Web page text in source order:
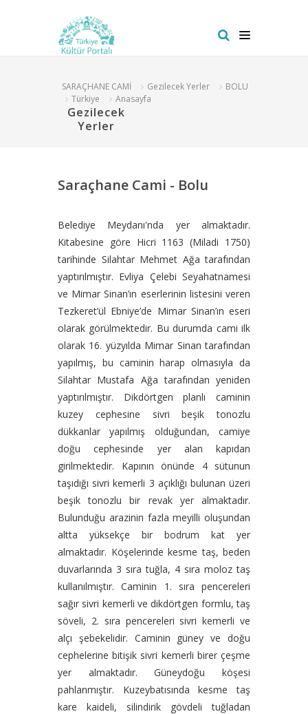
SARAÇHANE CAMİ Gezilecek Yerler
BOLU
Türkiye
Anasayfa
Gezilecek
Yerler
Saraçhane Cami - Bolu
Belediye Meydanı'nda yer almaktadır.
Kitabesine göre Hicri 1163 (Miladi 1750)
tarihinde Silahtar Mehmet Ağa tarafından
yaptırılmıştır. Evliya Çelebi Seyahatnamesi
ve Mimar Sinan’ın eserlerinin listesini veren
Tezkeret’ül Ebniye’de Mimar Sinan’ın eseri
olarak görülmektedir. Bu durumda cami ilk
olarak 16. yüzyılda Mimar Sinan tarafından
yapılmış, bu caminin harap olmasıyla da
Silahtar Mustafa Ağa tarafından yeniden
yaptırılmıştır. Dikdörtgen planlı caminin
kuzey cephesine sivri beşik tonozlu
dükkanlar yapılmış olduğundan, camiye
doğu cephesinde yer alan kapıdan
girilmektedir. Kapının önünde 4 sütunun
taşıdığı sivri kemerli 3 açıklığı bulunan üzeri
beşik tonozlu bir revak yer almaktadır.
Bulunduğu arazinin fazla meyilli oluşundan
altta yüksekçe bir bodrum kat yer
almaktadır. Köşelerinde kesme taş, beden
duvarlarında 3 sıra tuğla, 4 sıra moloz taş
kullanılmıştır. Caminin 1. sıra pencereleri
sağır sivri kemerli ve dikdörtgen formlu, taş
söveli, 2. sıra pencereleri sivri kemerli ve
alçı şebekelidir. Caminin güney ve doğu
cephelerine bitişik sivri kemerli birer çeşme
yer almaktadır. Güneydoğu köşesi
pahlanmıştır. Kuzeybatısında kesme taş
kare kaideli, silindirik gövdeli tuğladan